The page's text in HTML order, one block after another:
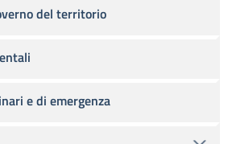
del territorio
e di emergenza